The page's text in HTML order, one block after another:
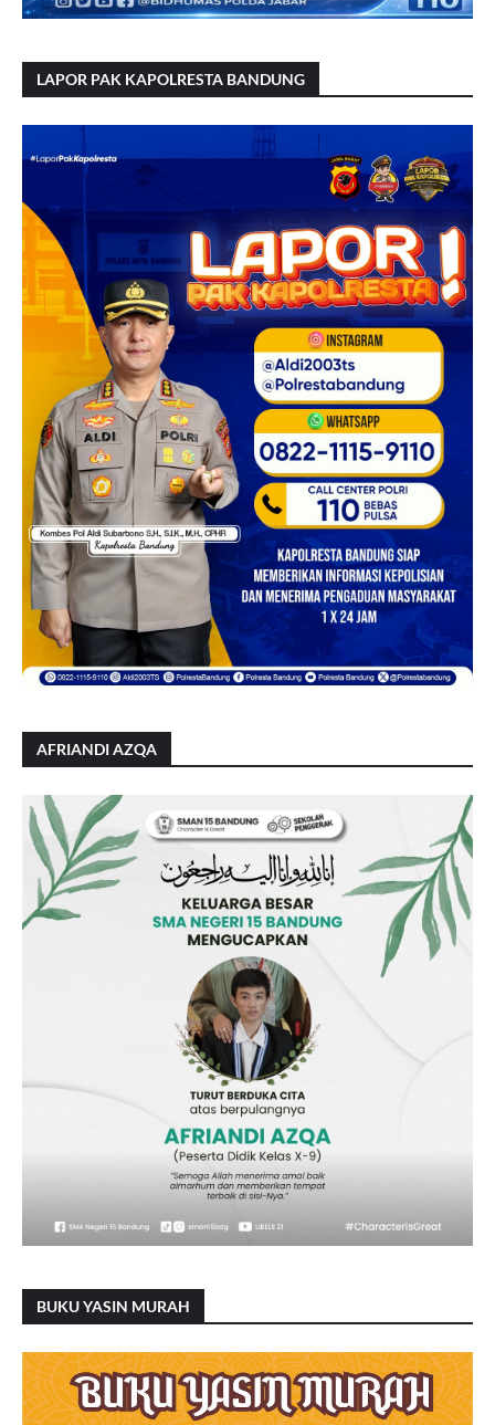
LAPOR PAK KAPOLRESTA BANDUNG
AFRIANDI AZQA
BUKU YASIN MURAH